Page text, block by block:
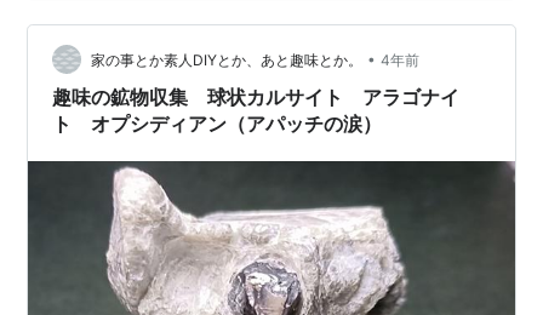
家の事とか素人DIYとか、あと趣味とか。 • 4年前
趣味の鉱物収集 球状カルサイト アラゴナイ
ト オプシディアン（アパッチの涙）